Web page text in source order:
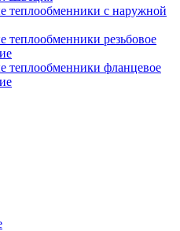
теплообменники с наружной
теплообменники резьбовое
теплообменники фланцевое